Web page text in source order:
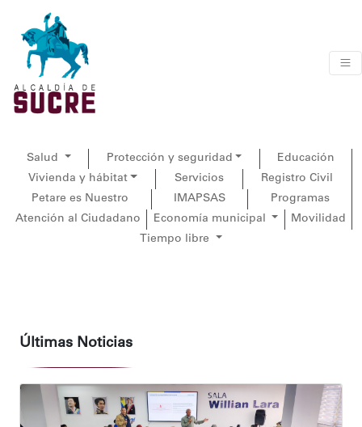
Salud Protección y seguridad
Educación
Vivienda y hábitat
Servicios
Registro Civil
Petare es Nuestro
IMAPSAS
Programas
Atención al Ciudadano
Economía municipal
Movilidad
Tiempo libre
Últimas Noticias